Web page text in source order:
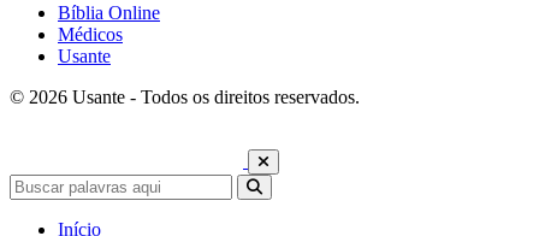
Bíblia Online
Médicos
Usante
© 2026 Usante - Todos os direitos reservados.
Início